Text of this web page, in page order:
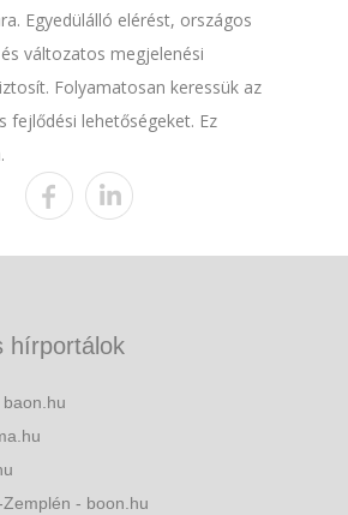
Egyedülálló elérést, országos
változatos megjelenési
Folyamatosan keressük az
fejlődési lehetőségeket. Ez
hírportálok
- boon.hu